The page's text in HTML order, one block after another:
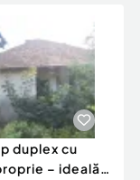
duplex cu
– ideală